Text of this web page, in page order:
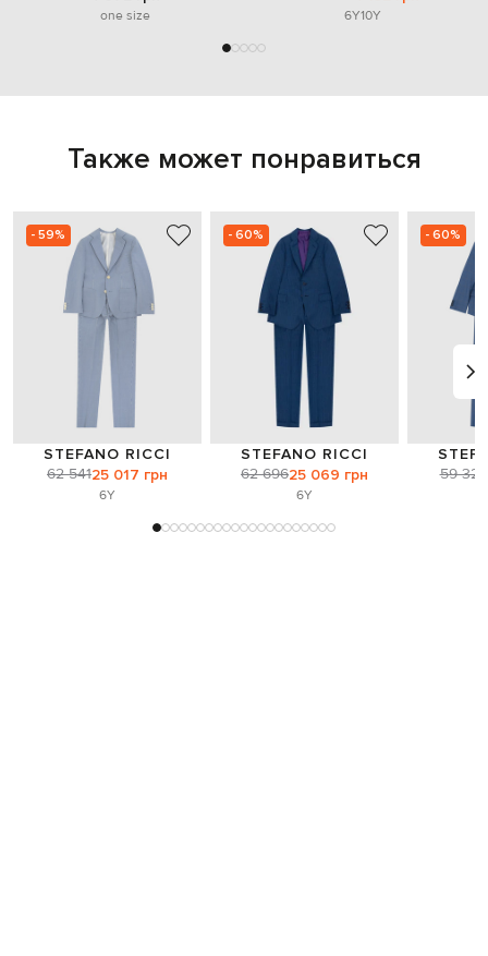
one size 6Y10Y
Также может понравиться
- 59%
STEFANO RICCI
62 54125 017 грн
6Y
- 60%
STEFANO RICCI
62 69625 069 грн
6Y
- 60%
59 323